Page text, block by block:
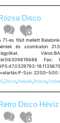
Disco
71-es főút mellett
és szombaton
Fax:
Szo: 22:00–5:00
, Disco, Helyek, Rózsa,
Disco Hévíz